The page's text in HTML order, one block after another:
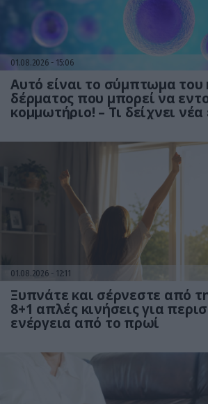
01.08.2026 15:06
Αυτό είναι το σύμπτωμα του
δέρματος που μπορεί να
κομμωτήριο! – Τι δείχνει
01.08.2026 12:11
Ξυπνάτε και σέρνεστε από
8+1 απλές κινήσεις για
ενέργεια από το πρωί